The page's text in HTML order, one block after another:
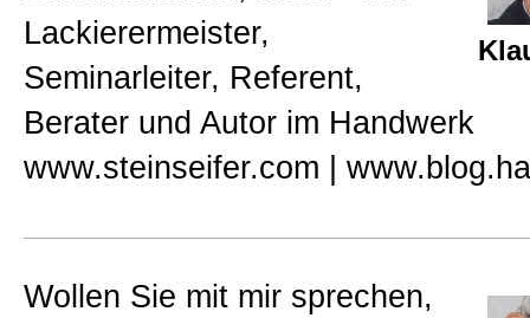
Lackierermeister,
Seminarleiter, Referent,
Berater und Autor im Handwerk
www.steinseifer.com |
Wollen Sie mit mir sprechen,